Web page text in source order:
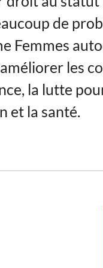
de
Femmes
les
la lutte
et la santé.